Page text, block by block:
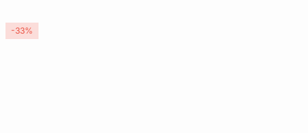
-33%